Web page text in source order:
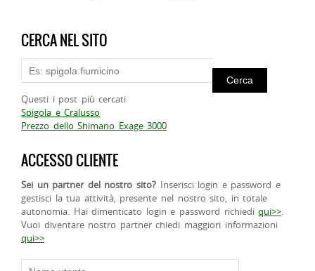
CERCA NEL SITO
Questi i post più cercati
Spigola e Cralusso
Prezzo dello Shimano Exage 3000
ACCESSO CLIENTE
Sei un partner del nostro sito? Inserisci login e password e
gestisci la tua attività, presente nel nostro sito, in totale
autonomia. Hai dimenticato login e password richiediqui>>.
Vuoi diventare nostro partner chiedi maggiori informazioni
qui>>